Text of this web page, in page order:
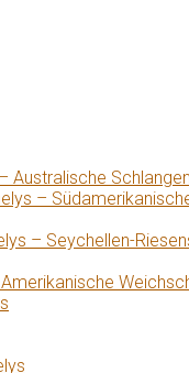
Australische
–
– Seychellen-